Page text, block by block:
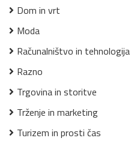
Dom in vrt
Moda
Računalništvo in tehnologija
Razno
Trgovina in storitve
Trženje in marketing
Turizem in prosti čas